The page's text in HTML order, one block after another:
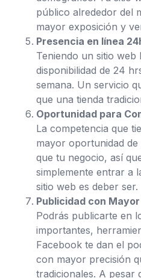
público alrededor del
mayor exposición y
Presencia en línea
Teniendo un sitio web
disponibilidad de 24
semana. Un servicio
que una tienda
Oportunidad para
La competencia que
mayor oportunidad
que tu negocio, así
simplemente entrar a
sitio web es deber ser.
Publicidad con
Podrás publicarte en
importantes,
Facebook te dan el
con mayor precisión
tradicionales. A pesar